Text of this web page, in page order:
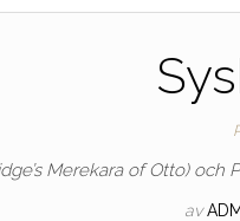
Merekara of Otto)
av